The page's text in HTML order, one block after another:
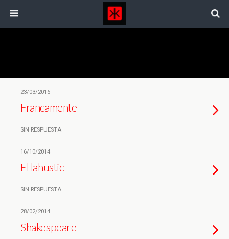
23/03/2016
Francamente
SIN RESPUESTA
16/10/2014
El lahustic
SIN RESPUESTA
28/02/2014
Shakespeare